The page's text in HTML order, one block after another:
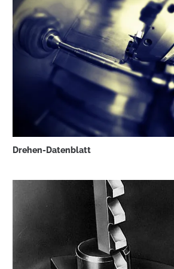
Drehen-Datenblatt